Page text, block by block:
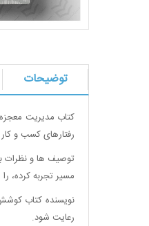
توضیحات
کتاب مدیریت
رفتارهای کسب و
توصیف ها و نظرات
مسیر تجربه کرده،
نویسنده کتاب
رعایت شود.